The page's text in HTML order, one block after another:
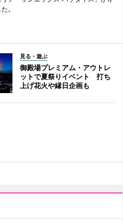
。
見る・遊ぶ
御殿場プレミアム・アウトレ
ットで夏祭りイベント 打ち
上げ花火や縁日企画も